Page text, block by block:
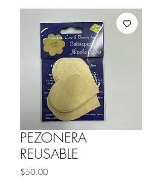
PEZONERA
REUSABLE
$50.00Precio